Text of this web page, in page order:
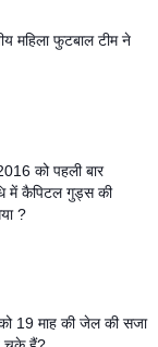
महिला फुटबाल टीम ने
को पहली बार
में कैपिटल गुड्स की
?
19 माह की जेल की सजा